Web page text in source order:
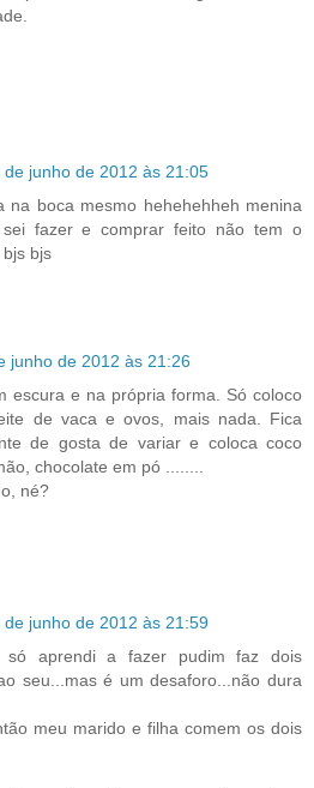
de junho de 2012 às 21:05
na boca mesmo hehehehheh menina
fazer e comprar feito não tem o
bjs
junho de 2012 às 21:26
escura e na própria forma. Só coloco
de vaca e ovos, mais nada. Fica
de gosta de variar e coloca coco
chocolate em pó ........
né?
de junho de 2012 às 21:59
só aprendi a fazer pudim faz dois
seu...mas é um desaforo...não dura
meu marido e filha comem os dois